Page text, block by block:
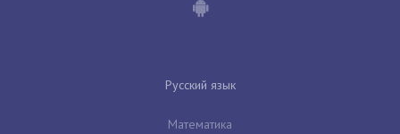
Русский язык
Математика